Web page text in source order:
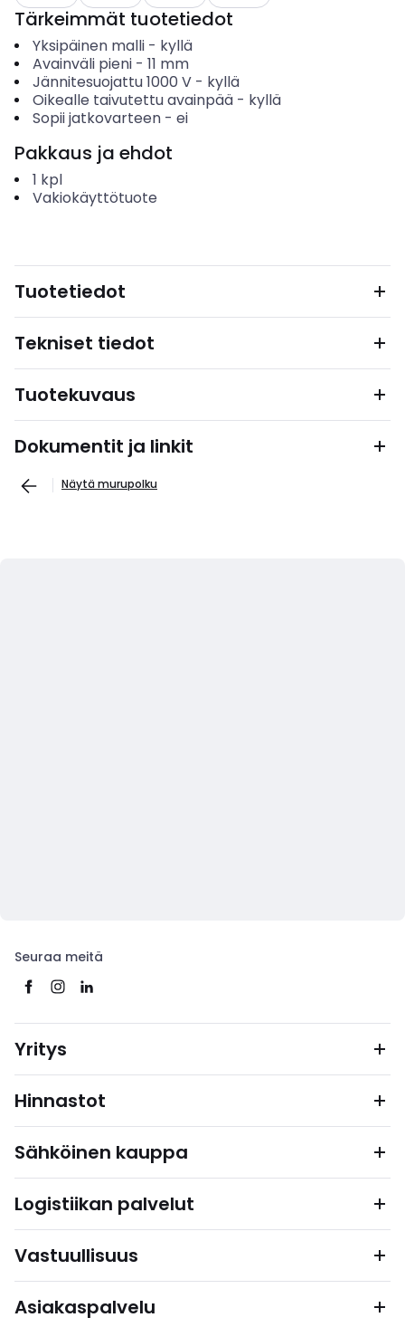
Tärkeimmät tuotetiedot
Yksipäinen malli- kyllä
Avainväli pieni- 11 mm
Jännitesuojattu 1000 V- kyllä
Oikealle taivutettu avainpää- kyllä
Sopii jatkovarteen- ei
Pakkaus ja ehdot
1 kpl
Vakiokäyttötuote
Tuotetiedot
Tekniset tiedot
Tuotekuvaus
Dokumentit ja linkit
Näytä murupolku
Seuraa meitä
Yritys
Hinnastot
Sähköinen kauppa
Logistiikan palvelut
Vastuullisuus
Asiakaspalvelu